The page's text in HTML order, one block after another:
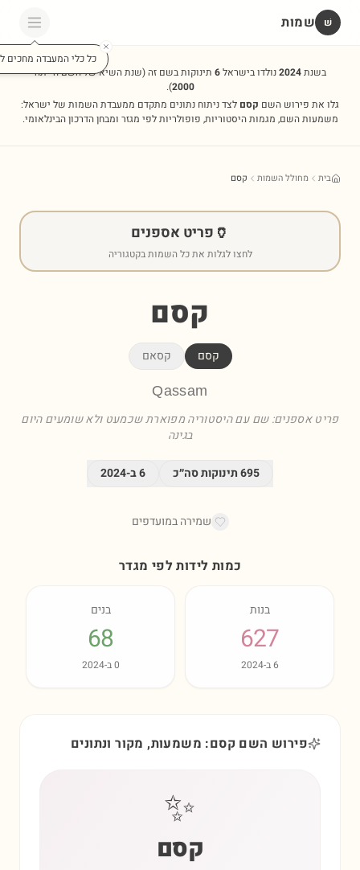
שׁ שמות
כל כלי המעבדה מחכים
בשנת2024נולדו בישראל6 תינוקות בשם זה(שנת השיא של השם הייתה
2000
).
גלו את פירוש השם קסם לצד ניתוח נתונים מתקדם ממעבדת השמות של ישראל:
משמעות השם, מגמות היסטוריות, פופולריות לפי מגזר ומבחן הדרכון הבינלאומי.
בית מחולל השמות קסם
🏺 פריט אספנים
לחצו לגלות את כל השמות בקטגוריה
קסם
קסם קסאם
Qassam
פריט אספנים: שם עם היסטוריה מפוארת שכמעט ולא שומעים היום
בגינה
695תינוקות סה״כ 6ב-2024
שמירה במועדפים
כמות לידות לפי מגדר
בנות
627
6ב-2024
בנים
68
0ב-2024
פירוש השם קסם: משמעות, מקור ונתונים
✨
קסם